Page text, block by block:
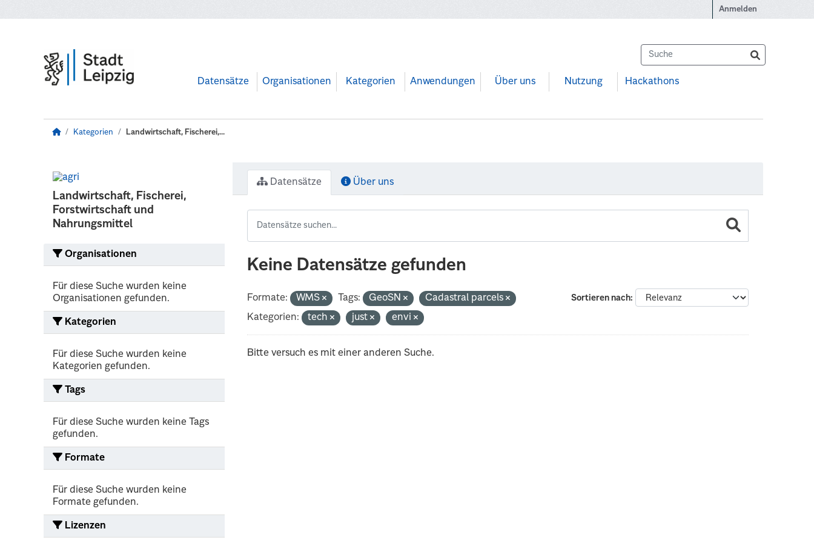
Anmelden
Datensätze Organisationen Kategorien Anwendungen Über uns Nutzung Hackathons
Kategorien Landwirtschaft, Fischerei,...
Landwirtschaft, Fischerei,
Forstwirtschaft und
Nahrungsmittel
Organisationen
Für diese Suche wurden keine
Organisationen gefunden.
Kategorien
Für diese Suche wurden keine
Kategorien gefunden.
Tags
Für diese Suche wurden keine Tags
gefunden.
Formate
Für diese Suche wurden keine
Formate gefunden.
Lizenzen
Datensätze Über uns
Keine Datensätze gefunden
Sortieren nach
Formate: WMS Tags: GeoSN
Cadastral parcels
Kategorien:
tech just envi
Bitte versuch es mit einer anderen Suche.